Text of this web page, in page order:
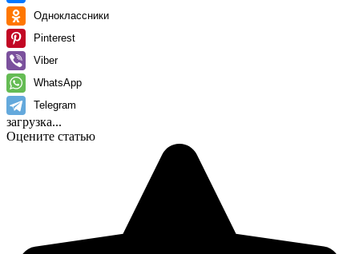
Одноклассники
Pinterest
Viber
WhatsApp
Telegram
загрузка...
Оцените статью